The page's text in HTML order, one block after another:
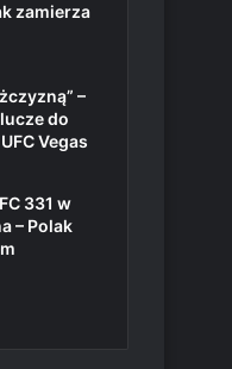
zamierza
–
do
Vegas
331 w
– Polak